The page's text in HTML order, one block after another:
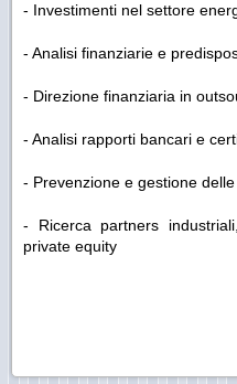
- Investimenti nel settore
- Analisi finanziarie e
- Direzione finanziaria in
- Analisi rapporti bancari e
- Prevenzione e gestione
- Ricerca partners
private equity